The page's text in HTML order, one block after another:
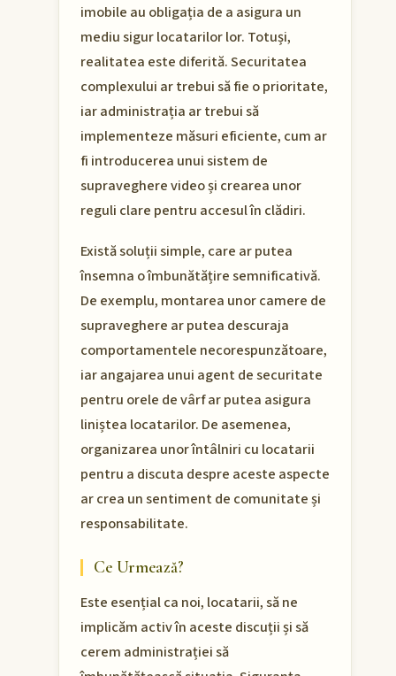
imobile au obligația de a asigura un
mediu sigur locatarilor lor. Totuși,
realitatea este diferită. Securitatea
complexului ar trebui să fie o prioritate,
iar administrația ar trebui să
implementeze măsuri eficiente, cum ar
fi introducerea unui sistem de
supraveghere video și crearea unor
reguli clare pentru accesul în clădiri.
Există soluții simple, care ar putea
însemna o îmbunătățire semnificativă.
De exemplu, montarea unor camere de
supraveghere ar putea descuraja
comportamentele necorespunzătoare,
iar angajarea unui agent de securitate
pentru orele de vârf ar putea asigura
liniștea locatarilor. De asemenea,
organizarea unor întâlniri cu locatarii
pentru a discuta despre aceste aspecte
ar crea un sentiment de comunitate și
responsabilitate.
Ce Urmează?
Este esențial ca noi, locatarii, să ne
implicăm activ în aceste discuții și să
cerem administrației să